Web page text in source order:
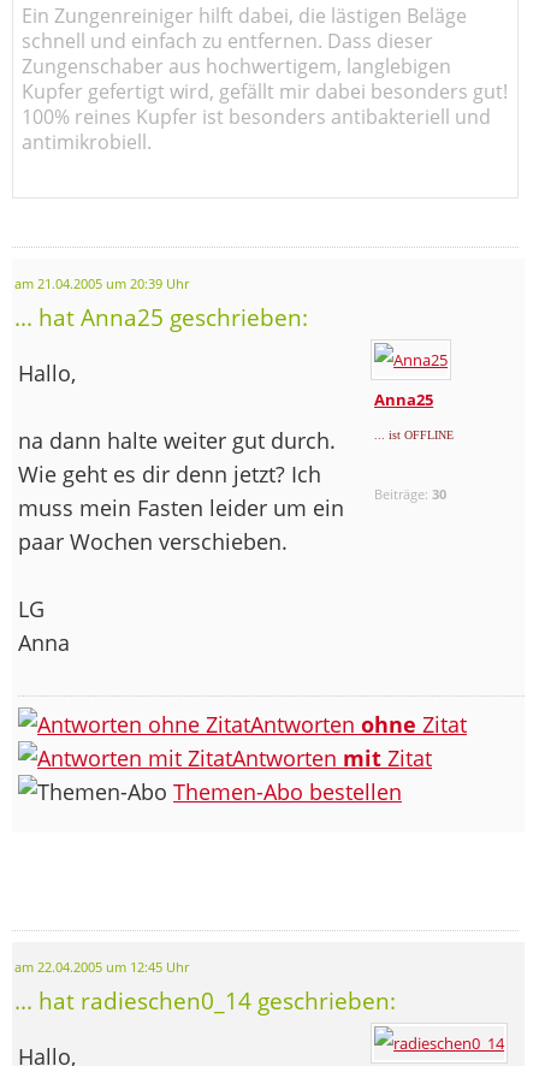
Ein Zungenreiniger hilft dabei, die lästigen Beläge
schnell und einfach zu entfernen. Dass dieser
Zungenschaber aus hochwertigem, langlebigen
Kupfer gefertigt wird, gefällt mir dabei besonders gut!
100% reines Kupfer ist besonders antibakteriell und
antimikrobiell.
am 21.04.2005 um 20:39 Uhr
... hat Anna25 geschrieben:
Anna25
... ist OFFLINE
Beiträge:30
Hallo,
na dann halte weiter gut durch.
Wie geht es dir denn jetzt? Ich
muss mein Fasten leider um ein
paar Wochen verschieben.
LG
Anna
Antworten ohne Zitat
Antworten mit Zitat
Themen-Abo bestellen
am 22.04.2005 um 12:45 Uhr
... hat radieschen0_14 geschrieben:
Hallo,